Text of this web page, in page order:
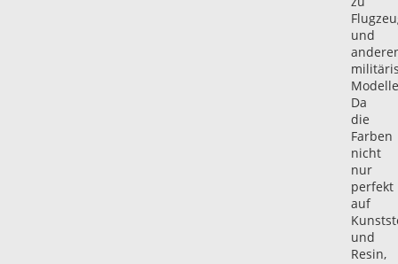
und
Da
die
Farben
nicht
nur
perfekt
auf
und
Resin,